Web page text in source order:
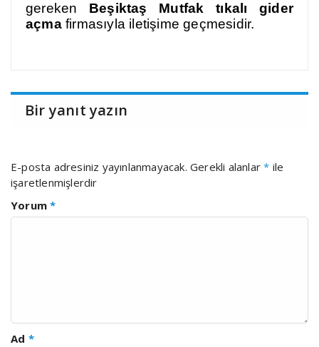
gereken Beşiktaş Mutfak tıkalı gider
açmafirmasıyla iletişime geçmesidir.
Bir yanıt yazın
E-posta adresiniz yayınlanmayacak. Gerekli alanlar* ile
işaretlenmişlerdir
Yorum*
Ad *